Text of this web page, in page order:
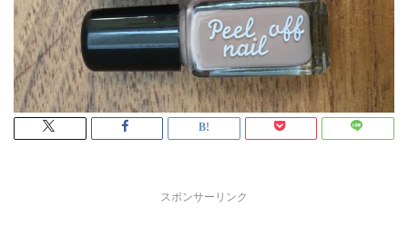
スポンサーリンク